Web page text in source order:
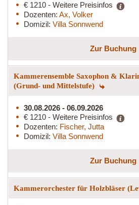
€ 1210 - Weitere Preisinfos
Dozenten: Ax, Volker
Domizil: Villa Sonnwend
Zur Buchung
Kammerensemble Saxophon &
(Grund- und Mittelstufe)
30.08.2026 - 06.09.2026
€ 1210 - Weitere Preisinfos
Dozenten: Fischer, Jutta
Domizil: Villa Sonnwend
Zur Buchung
Kammerorchester für Holzbläser